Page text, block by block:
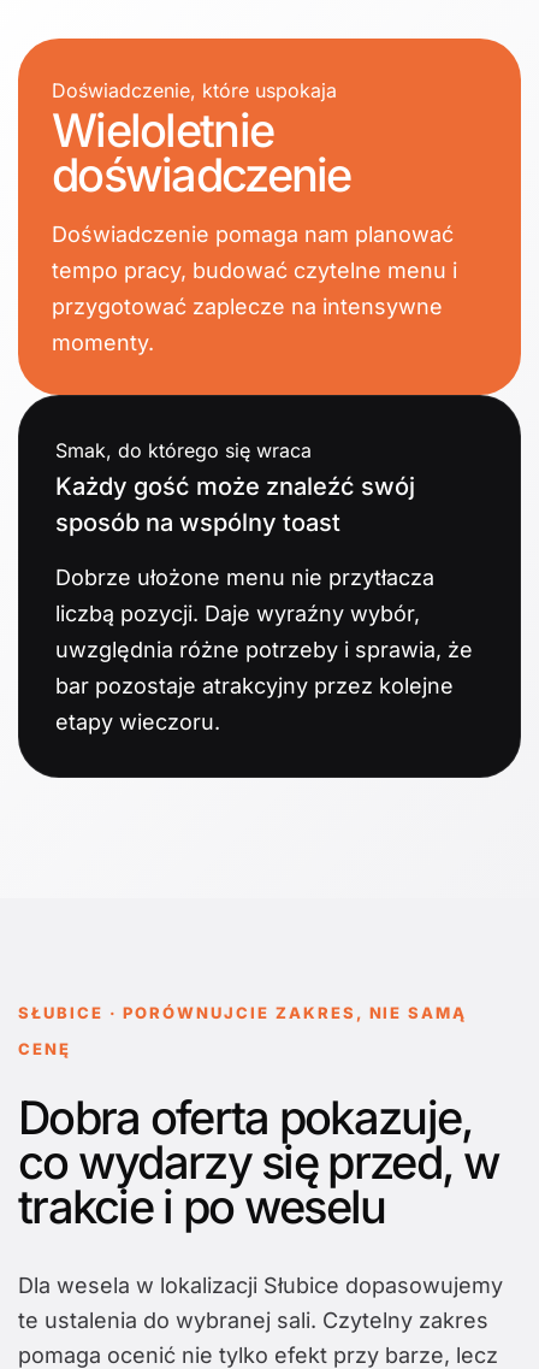
Doświadczenie, które uspokaja
Wieloletnie
doświadczenie
Doświadczenie pomaga nam planować
tempo pracy, budować czytelne menu i
przygotować zaplecze na intensywne
momenty.
Smak, do którego się wraca
Każdy gość może znaleźć swój
sposób na wspólny toast
Dobrze ułożone menu nie przytłacza
liczbą pozycji. Daje wyraźny wybór,
uwzględnia różne potrzeby i sprawia, że
bar pozostaje atrakcyjny przez kolejne
etapy wieczoru.
SŁUBICE · PORÓWNUJCIE ZAKRES, NIE SAMĄ
CENĘ
Dobra oferta pokazuje,
co wydarzy się przed, w
trakcie i po weselu
Dla wesela w lokalizacji Słubice dopasowujemy
te ustalenia do wybranej sali. Czytelny zakres
pomaga ocenić nie tylko efekt przy barze, lecz